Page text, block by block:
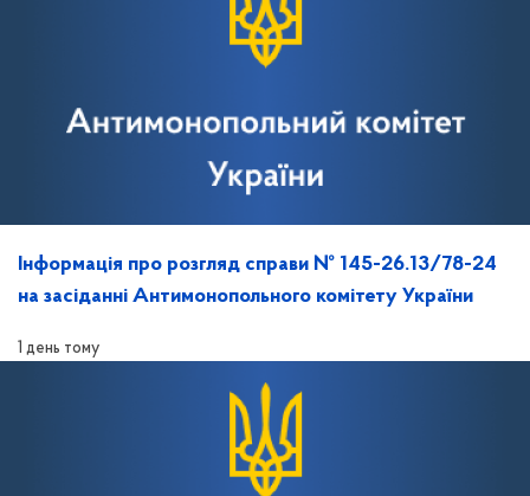
Інформація про розгляд справи № 145-26.13/78-24
на засіданні Антимонопольного комітету України
1 день тому